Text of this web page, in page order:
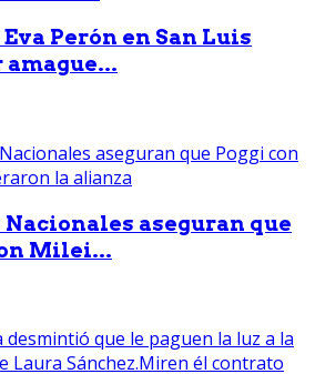
Perón en San Luis
aseguran que
Milei...